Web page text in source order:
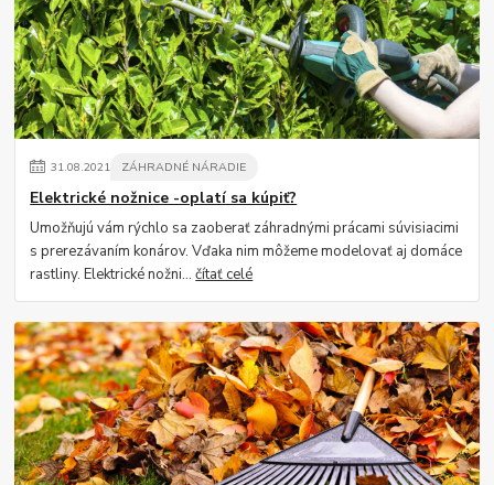
31.08.2021 ZÁHRADNÉ NÁRADIE
Elektrické nožnice -oplatí sa kúpiť?
Umožňujú vám rýchlo sa zaoberať záhradnými prácami súvisiacimi
s prerezávaním konárov. Vďaka nim môžeme modelovať aj domáce
rastliny. Elektrické nožni...čítať celé